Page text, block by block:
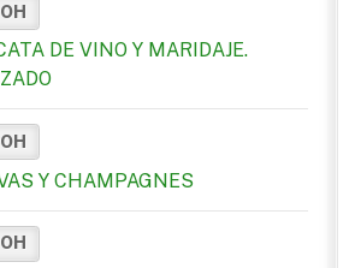
DE VINO Y MARIDAJE.
Y CHAMPAGNES